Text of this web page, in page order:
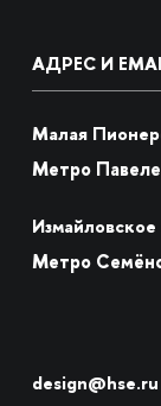
АДРЕС И
Малая
Метро
Метро
design@hse.ru